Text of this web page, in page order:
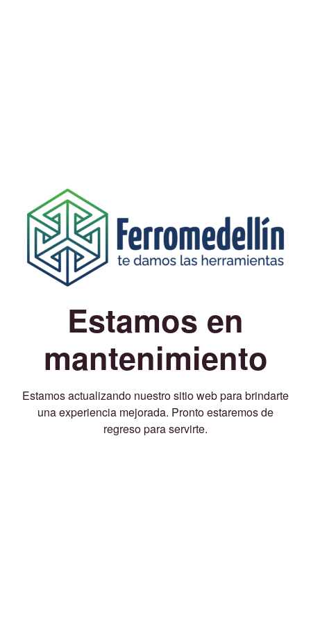
Estamos en
mantenimiento
Estamos actualizando nuestro sitio web para brindarte
una experiencia mejorada. Pronto estaremos de
regreso para servirte.